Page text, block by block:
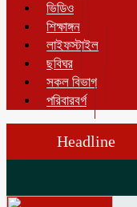
ভিডিও
শিক্ষাঙ্গন
লাইফস্টাইল
ছবিঘর
সকল বিভাগ
পরিবারবর্গ
Headline